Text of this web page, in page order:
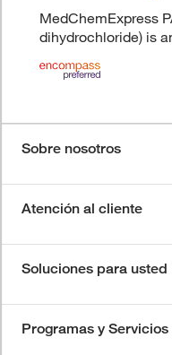
MedChemExpress
dihydrochloride) is
Sobre nosotros
Atención al cliente
Soluciones para usted
Programas y Servicios